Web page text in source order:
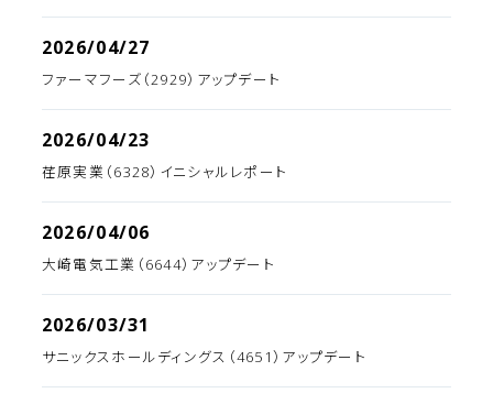
2026/04/27
ファーマフーズ（2929）アップデート
2026/04/23
荏原実業（6328）イニシャルレポート
2026/04/06
大崎電気工業（6644）アップデート
2026/03/31
サニックスホールディングス（4651）アップデート